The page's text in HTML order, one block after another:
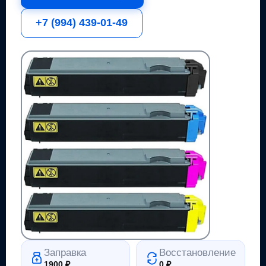
+7 (994) 439-01-49
Заправка Восстановление